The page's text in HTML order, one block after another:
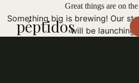
péptidos
Great things are on
Something big is brewing! Our
will be launching